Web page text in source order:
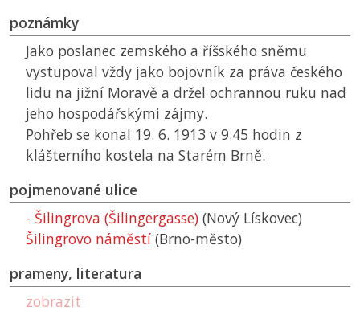
poznámky
Jako poslanec zemského a říšského sněmu
vystupoval vždy jako bojovník za práva českého
lidu na jižní Moravě a držel ochrannou ruku nad
jeho hospodářskými zájmy.
Pohřeb se konal 19. 6. 1913 v 9.45 hodin z
klášterního kostela na Starém Brně.
pojmenované ulice
- Šilingrova (Šilingergasse) (Nový Lískovec)
Šilingrovo náměstí (Brno-město)
prameny, literatura
zobrazit